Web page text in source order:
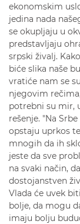
ekonomskim
jedina nada
se okupljaju u
predstavljaju
srpski živalj.
biće slika naše
vratiće nam se
njegovim
potrebni su mir,
rešenje. "Na
opstaju uprkos
mnogih da ih
jeste da sve
na svaki način,
dostojanstven
Vlada će uvek
bolje, da mogu
imaju bolju